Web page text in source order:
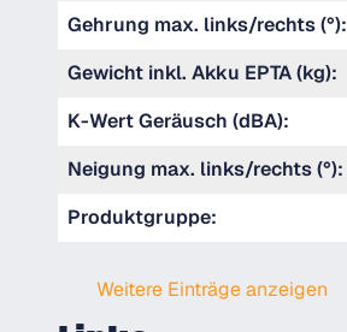
Gehrung max. links/rechts (°):
Gewicht inkl. Akku EPTA (kg):
K-Wert Geräusch (dBA):
Neigung max. links/rechts (°):
Produktgruppe:
Weitere Einträge anzeigen